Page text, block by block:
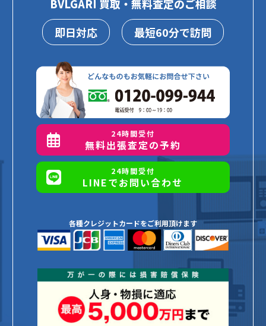
BVLGARI 買取・無料査定のご相談
即日対応
最短60分で訪問
24時間受付
無料出張査定の予約
24時間受付
LINEでお問い合わせ
各種クレジットカードをご利用頂けます